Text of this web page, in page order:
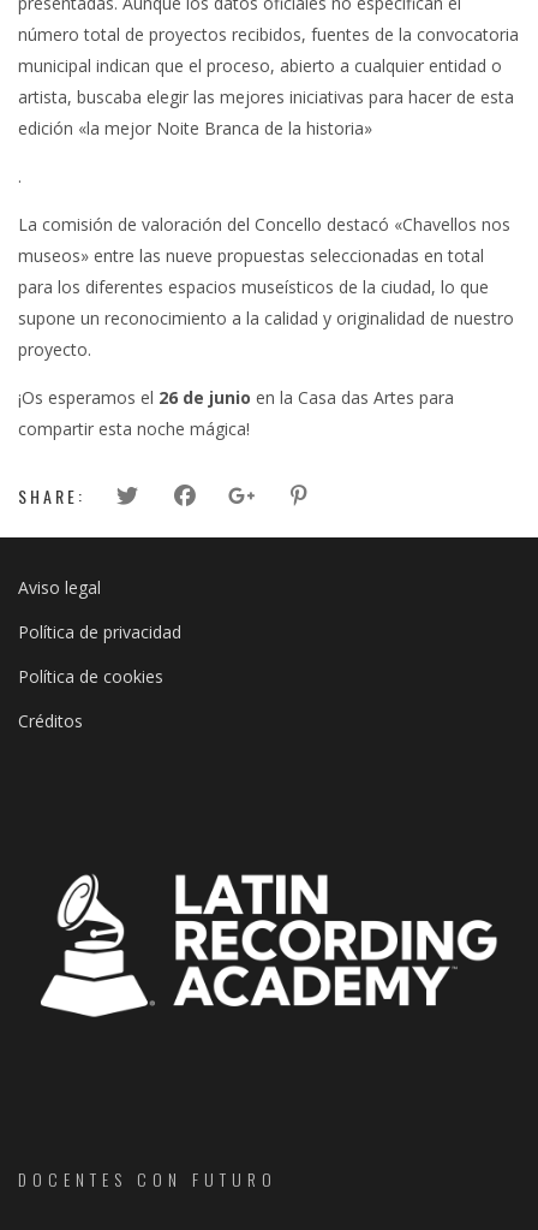
número total de proyectos recibidos, fuentes de la convocatoria
municipal indican que el proceso, abierto a cualquier entidad o
artista, buscaba elegir las mejores iniciativas para hacer de esta
edición «la mejor Noite Branca de la historia»
.
La comisión de valoración del Concello destacó «Chavellos nos
museos» entre las nueve propuestas seleccionadas en total
para los diferentes espacios museísticos de la ciudad, lo que
supone un reconocimiento a la calidad y originalidad de nuestro
proyecto.
¡Os esperamos el 26 de junio en la Casa das Artes para
compartir esta noche mágica!
SHARE:
Aviso legal
Política de privacidad
Política de cookies
Créditos
DOCENTES CON FUTURO